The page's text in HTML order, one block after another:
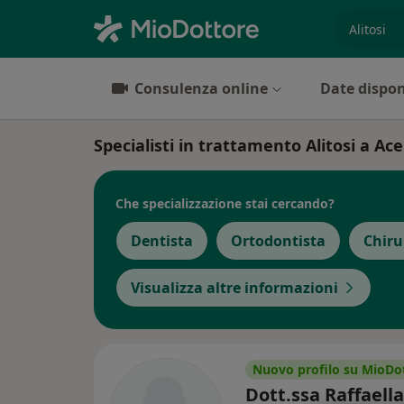
Consulenza online Date
Specialisti in trattamento Alitosi a
Che specializzazione stai cercando?
Dentista Ortodontista
Visualizza altre informazioni
Nuovo profilo su
Dott.ssa Raffaella